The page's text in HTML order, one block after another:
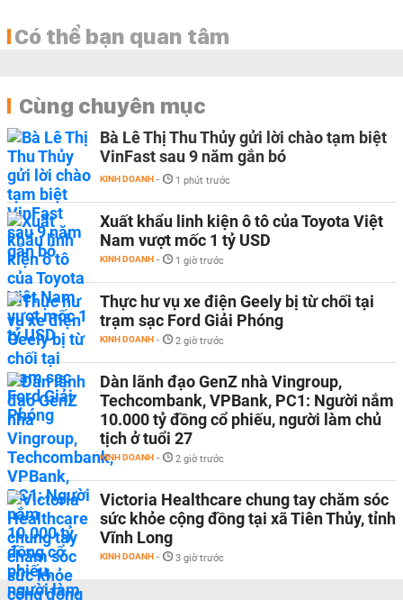
Có thể bạn quan tâm
Cùng chuyên mục
Bà Lê Thị Thu Thủy gửi lời chào tạm biệt
VinFast sau 9 năm gắn bó
KINH DOANH - 1 phút trước
Xuất khẩu linh kiện ô tô của Toyota Việt
Nam vượt mốc 1 tỷ USD
KINH DOANH - 1 giờ trước
Thực hư vụ xe điện Geely bị từ chối tại
trạm sạc Ford Giải Phóng
KINH DOANH - 2 giờ trước
Dàn lãnh đạo GenZ nhà Vingroup,
Techcombank, VPBank, PC1: Người nắm
10.000 tỷ đồng cổ phiếu, người làm chủ
tịch ở tuổi 27
KINH DOANH - 2 giờ trước
Victoria Healthcare chung tay chăm sóc
sức khỏe cộng đồng tại xã Tiên Thủy, tỉnh
Vĩnh Long
KINH DOANH - 3 giờ trước